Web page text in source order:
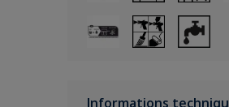
Informations